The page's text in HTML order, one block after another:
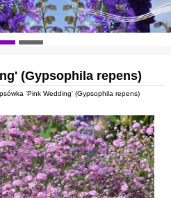
(Gypsophila repens)
'Pink Wedding' (Gypsophila repens)